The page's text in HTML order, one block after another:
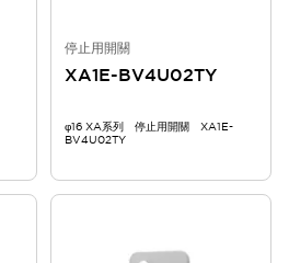
停止用開關
XA1E-BV4U02TY
φ16 XA系列 停止用開關 XA1E-
BV4U02TY